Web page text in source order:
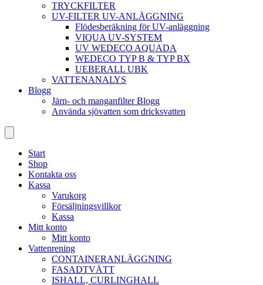
TRYCKFILTER
UV-FILTER UV-ANLÄGGNING
Flödesberäkning för UV-anläggning
VIQUA UV-SYSTEM
UV WEDECO AQUADA
WEDECO TYP B & TYP BX
UEBERALL UBK
VATTENANALYS
Blogg
Järn- och manganfilter Blogg
Använda sjövatten som dricksvatten
Start
Shop
Kontakta oss
Kassa
Varukorg
Försäljningsvillkor
Kassa
Mitt konto
Mitt konto
Vattenrening
CONTAINERANLÄGGNING
FASADTVÄTT
ISHALL, CURLINGHALL